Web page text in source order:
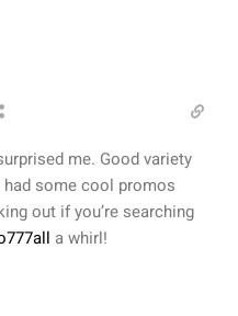
me. Good variety
some cool promos
out if you’re searching
a whirl!